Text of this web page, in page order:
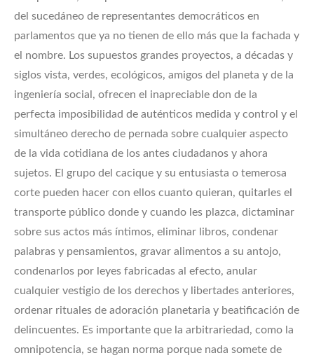
del sucedáneo de representantes democráticos en
parlamentos que ya no tienen de ello más que la fachada y
el nombre. Los supuestos grandes proyectos, a décadas y
siglos vista, verdes, ecológicos, amigos del planeta y de la
ingeniería social, ofrecen el inapreciable don de la
perfecta imposibilidad de auténticos medida y control y el
simultáneo derecho de pernada sobre cualquier aspecto
de la vida cotidiana de los antes ciudadanos y ahora
sujetos. El grupo del cacique y su entusiasta o temerosa
corte pueden hacer con ellos cuanto quieran, quitarles el
transporte público donde y cuando les plazca, dictaminar
sobre sus actos más íntimos, eliminar libros, condenar
palabras y pensamientos, gravar alimentos a su antojo,
condenarlos por leyes fabricadas al efecto, anular
cualquier vestigio de los derechos y libertades anteriores,
ordenar rituales de adoración planetaria y beatificación de
delincuentes. Es importante que la arbitrariedad, como la
omnipotencia, se hagan norma porque nada somete de